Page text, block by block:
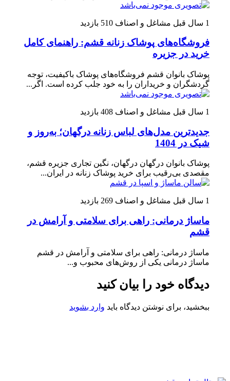
1 سال قبل مشاغل و اصناف 510 بازدید
فروشگاه‌های پوشاک زنانه قشم: راهنمای کامل
خرید در جزیره
پوشاک بانوان قشم فروشگاه‌های پوشاک باکیفیت، توجه
گردشگران و خریداران را به خود جلب کرده است. اگر...
1 سال قبل مشاغل و اصناف 408 بازدید
جدیدترین مدل‌های لباس زنانه درگهان؛ به‌روز و
شیک در 1404
پوشاک بانوان درگهان درگهان، نگین تجاری جزیره قشم،
مقصدی بی‌رقیب برای خرید پوشاک زنانه در ایران...
1 سال قبل مشاغل و اصناف 269 بازدید
ماساژ درمانی: راهی برای سلامتی و آرامش در
قشم
ماساژ درمانی: راهی برای سلامتی و آرامش در قشم
ماساژ درمانی یکی از روش‌های محبوب و...
دیدگاه خود را بیان کنید
ببخشید، برای نوشتن دیدگاه باید وارد بشوید